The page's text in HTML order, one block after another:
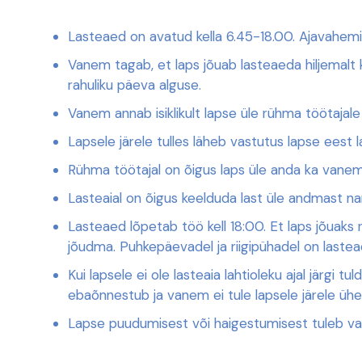
Lasteaed on avatud kella 6.45-18.00.
Vanem tagab, et laps jõuab lasteaeda
rahuliku päeva alguse.
Vanem annab isiklikult lapse üle rühma
Lapsele järele tulles läheb vastutus lapse eest
Rühma töötajal on õigus laps üle anda ka
Lasteaial on õigus keelduda last üle andmast
Lasteaed lõpetab töö kell 18:00. Et laps
jõudma. Puhkepäevadel ja riigipühadel on
Kui lapsele ei ole lasteaia lahtioleku ajal järgi
ebaõnnestub ja vanem ei tule lapsele järele
Lapse puudumisest või haigestumisest tuleb